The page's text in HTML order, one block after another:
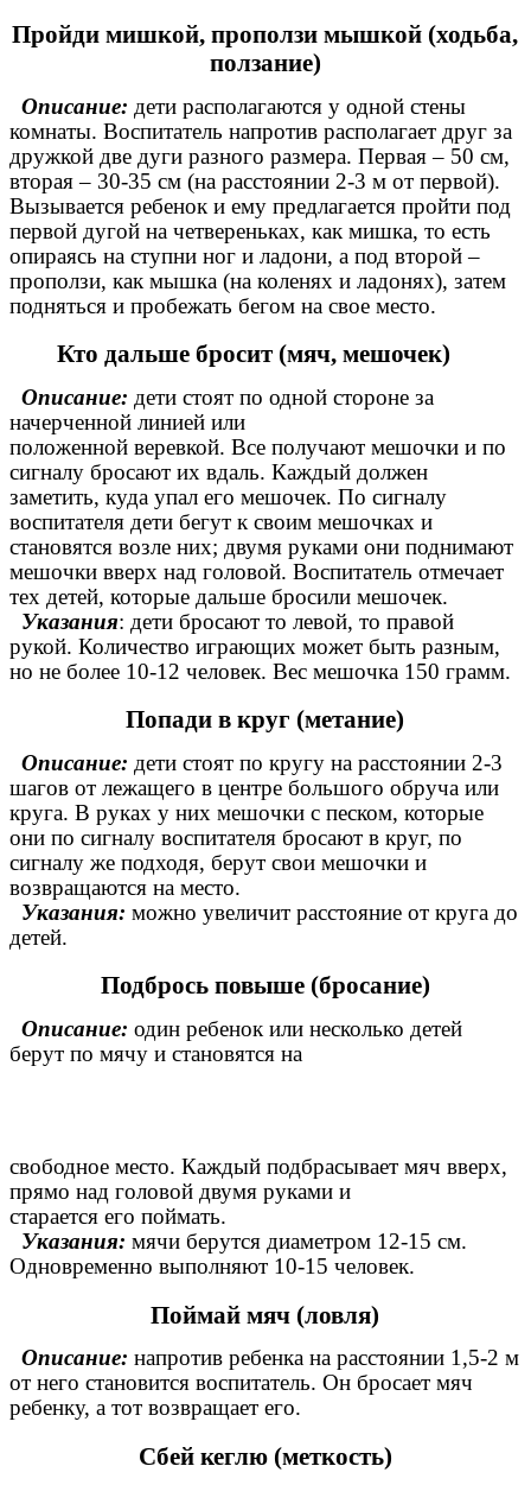
Пройди мишкой, проползи мышкой (ходьба,
ползание)
Описание: дети располагаются у одной стены
комнаты. Воспитатель напротив располагает друг за
дружкой две дуги разного размера. Первая – 50 см,
вторая – 30-35 см (на расстоянии 2-3 м от первой).
Вызывается ребенок и ему предлагается пройти под
первой дугой на четвереньках, как мишка, то есть
опираясь на ступни ног и ладони, а под второй –
проползи, как мышка (на коленях и ладонях), затем
подняться и пробежать бегом на свое место.
Кто дальше бросит (мяч, мешочек)
Описание: дети стоят по одной стороне за
начерченной линией или
положенной веревкой. Все получают мешочки и по
сигналу бросают их вдаль. Каждый должен
заметить, куда упал его мешочек. По сигналу
воспитателя дети бегут к своим мешочках и
становятся возле них; двумя руками они поднимают
мешочки вверх над головой. Воспитатель отмечает
тех детей, которые дальше бросили мешочек.
Указания: дети бросают то левой, то правой
рукой. Количество играющих может быть разным,
но не более 10-12 человек. Вес мешочка 150 грамм.
Попади в круг (метание)
Описание: дети стоят по кругу на расстоянии 2-3
шагов от лежащего в центре большого обруча или
круга. В руках у них мешочки с песком, которые
они по сигналу воспитателя бросают в круг, по
сигналу же подходя, берут свои мешочки и
возвращаются на место.
Указания: можно увеличит расстояние от круга до
детей.
Подбрось повыше (бросание)
Описание: один ребенок или несколько детей
берут по мячу и становятся на
свободное место. Каждый подбрасывает мяч вверх,
прямо над головой двумя руками и
старается его поймать.
Указания: мячи берутся диаметром 12-15 см.
Одновременно выполняют 10-15 человек.
Поймай мяч (ловля)
Описание: напротив ребенка на расстоянии 1,5-2 м
от него становится воспитатель. Он бросает мяч
ребенку, а тот возвращает его.
Сбей кеглю (меткость)